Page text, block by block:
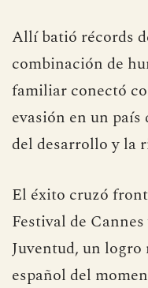
Allí batió récords
combinación de
familiar conectó
evasión en un
del desarrollo y la
El éxito cruzó
Festival de
Juventud, un
español del